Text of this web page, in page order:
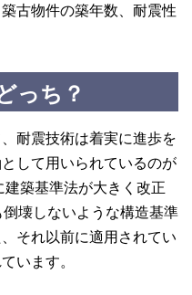
古物件の築年数、耐震性
っち？
耐震技術は着実に進歩を
して用いられているのが
建築基準法が大きく改正
壊しないような構造基準
それ以前に適用されてい
います。